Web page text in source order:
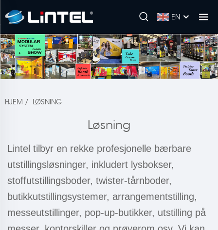
EN
HJEM / LØSNING
Løsning
Lintel tilbyr en rekke profesjonelle bærbare
utstillingsløsninger, inkludert lysbokser,
stoffutstillingsboder, twister-tårnboder,
butikkutstillingsystemer, arrangementstilling,
messeutstillinger, pop-up-butikker, utstilling på